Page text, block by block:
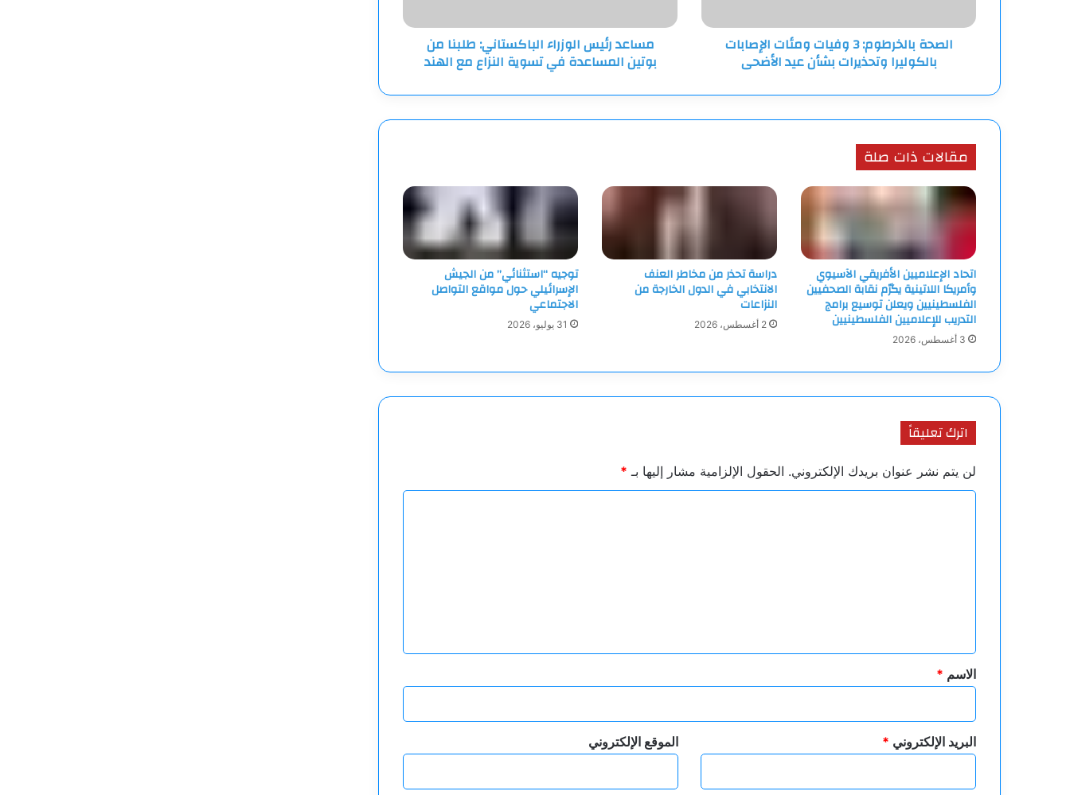
بشأن
الصحة بالخرطوم: 3 وفيات ومئات الإصابات
بالكوليرا وتحذيرات بشأن عيد الأضحى
في
تسوية
النزاع
الهند
مساعد رئيس الوزراء الباكستاني: طلبنا من
بوتين المساعدة في تسوية النزاع مع الهند
مقالات ذات صلة
اتحاد الإعلاميين الأفريقي الآسيوي
وأمريكا اللاتينية يكرّم نقابة الصحفيين
الفلسطينيين ويعلن توسيع برامج
التدريب للإعلاميين الفلسطينيين
3 أغسطس، 2026
دراسة تحذر من مخاطر العنف
الانتخابي في الدول الخارجة من
النزاعات
2 أغسطس، 2026
توجيه “استثنائي” من الجيش
الإسرائيلي حول مواقع التواصل
الاجتماعي
31 يوليو، 2026
اترك تعليقاً
لن يتم نشر عنوان بريدك الإلكتروني. الحقول الإلزامية مشار إليها بـ *
*
الاسم *
البريد الإلكتروني * الموقع الإلكتروني